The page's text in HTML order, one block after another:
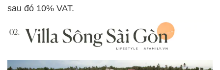
sau đó 10% VAT.